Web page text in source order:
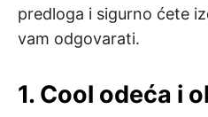
predloga i sigurno ćete
vam odgovarati.
1. Cool odeća i